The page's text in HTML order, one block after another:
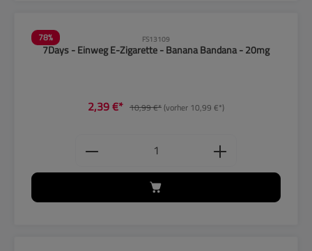
78% FS13109
7Days - Einweg E-Zigarette - Banana Bandana - 20mg
2,39 €* 10,99 €*(vorher 10,99 €*)
Produkt Anzahl: Gib den